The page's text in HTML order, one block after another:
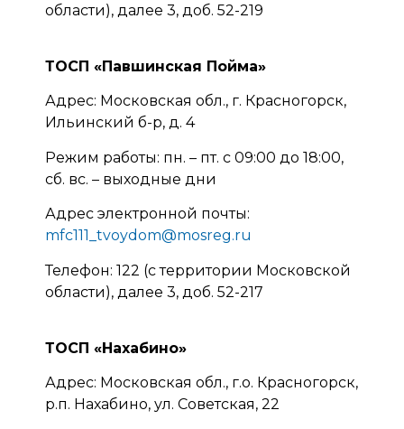
области), далее 3, доб. 52-219
ТОСП «Павшинская Пойма»
Адрес: Московская обл., г. Красногорск,
Ильинский б-р, д. 4
Режим работы: пн. – пт. с 09:00 до 18:00,
сб. вс. – выходные дни
Адрес электронной почты:
mfc111_tvoydom@mosreg.ru
Телефон: 122 (с территории Московской
области), далее 3, доб. 52-217
ТОСП «Нахабино»
Адрес: Московская обл., г.о. Красногорск,
р.п. Нахабино, ул. Советская, 22